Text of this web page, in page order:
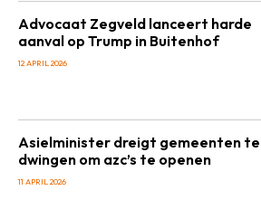
Advocaat Zegveld lanceert harde
aanval op Trump in Buitenhof
12 APRIL 2026
Asielminister dreigt gemeenten te
dwingen om azc’s te openen
11 APRIL 2026